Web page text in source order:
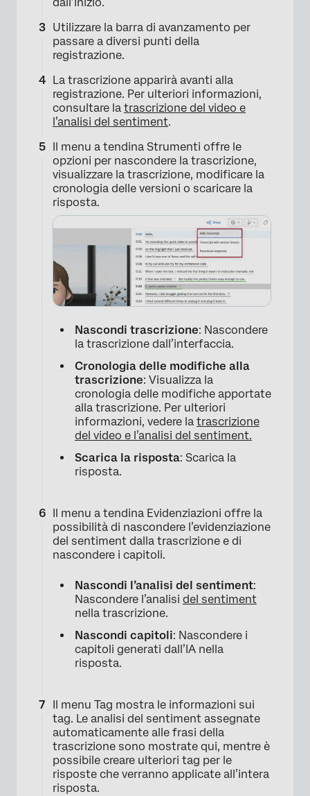
×
×
Utilizzare la barra di avanzamento per
passare a diversi punti della
registrazione.
La trascrizione apparirà avanti alla
registrazione. Per ulteriori informazioni,
consultare la trascrizione del video e
l’analisi del sentiment.
Il menu a tendina Strumenti offre le
opzioni per nascondere la trascrizione,
visualizzare la trascrizione, modificare la
cronologia delle versioni o scaricare la
risposta.
Nascondi trascrizione: Nascondere
la trascrizione dall’interfaccia.
Cronologia delle modifiche alla
trascrizione: Visualizza la
cronologia delle modifiche apportate
alla trascrizione. Per ulteriori
informazioni, vedere la trascrizione
del video e l’analisi del sentiment.
Scarica la risposta: Scarica la
risposta.
Il menu a tendina Evidenziazioni offre la
possibilità di nascondere l’evidenziazione
del sentiment dalla trascrizione e di
nascondere i capitoli.
Nascondi l’analisi del sentiment:
Nascondere l’analisi del sentiment
nella trascrizione.
Nascondi capitoli: Nascondere i
capitoli generati dall’IA nella
risposta.
Il menu Tag mostra le informazioni sui
tag. Le analisi del sentiment assegnate
automaticamente alle frasi della
trascrizione sono mostrate qui, mentre è
possibile creare ulteriori tag per le
risposte che verranno applicate all’intera
risposta.